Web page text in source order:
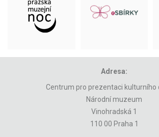
Adresa:
Centrum pro prezentaci kulturního
Národní muzeum
Vinohradská 1
110 00 Praha 1